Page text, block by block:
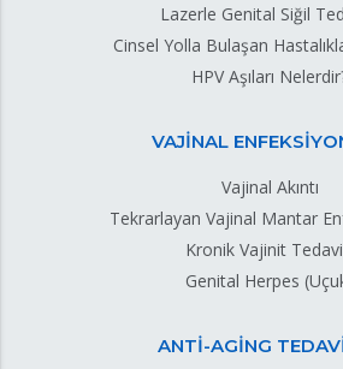
Lazerle Genital Siğil
Cinsel Yolla Bulaşan
HPV Aşıları
VAJİNAL
Vajinal Akıntı
Tekrarlayan Vajinal Mantar
Kronik Vajinit
Genital Herpes
ANTİ-AGİNG